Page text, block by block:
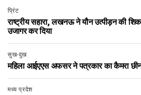
प्रिंट
राष्ट्रीय सहारा, लखनऊ ने यौन उत्पीड़न की
उजागर कर दिया
सुख-दुख
महिला आईएएस अफसर ने पत्रकार का कैमरा
मध्य प्रदेश